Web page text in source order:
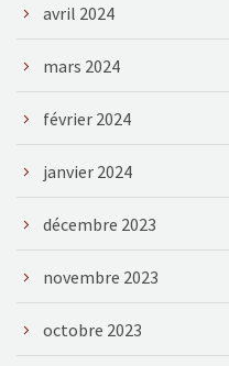
avril 2024
mars 2024
février 2024
janvier 2024
décembre 2023
novembre 2023
octobre 2023